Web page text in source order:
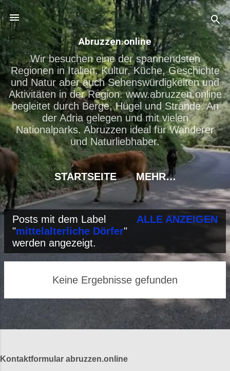
Direkt zum Hauptbereich
Abruzzen.online
Wir besuchen eine der spannendsten
Regionen in Italien. Kultur, Küche, Geschichte
und Natur aber auch Sehenswürdigkeiten und
Aktivitäten in der Region. www.abruzzen.online
begleitet durch Berge, Hügel und Strände. An
der Adria gelegen und mit vielen
Nationalparks. Abruzzen ideal für Wanderer
und Naturliebhaber.
STARTSEITE MEHR…
P
o
s
s
Posts mit dem Label
"mittelalterliche Dörfer"
werden angezeigt.
ALLE ANZEIGEN
Keine Ergebnisse gefunden
Kontaktformular abruzzen.online